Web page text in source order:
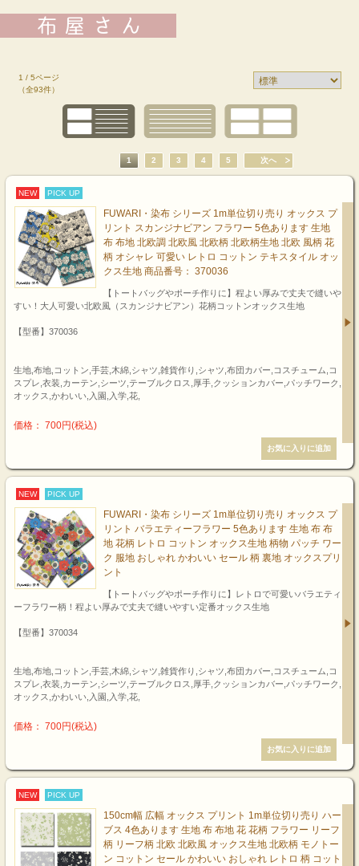
1 / 5ページ
（全93件）
1 2 3 4 5 次へ
NEW PICK UP
FUWARI・染布 シリーズ 1m単位切り売り オックス プ
リント スカンジナビアン フラワー 5色あります 生地
布 布地 北欧調 北欧風 北欧柄 北欧柄生地 北欧 風柄 花
柄 オシャレ 可愛い レトロ コットン テキスタイル オッ
クス生地 商品番号： 370036
【トートバッグやポーチ作りに】程よい厚みで丈夫で縫いや
すい！大人可愛い北欧風（スカンジナビアン）花柄コットンオックス生地
【型番】370036
生地,布地,コットン,手芸,木綿,シャツ,雑貨作り,シャツ,布団カバー,コスチューム,コ
スプレ,衣装,カーテン,シーツ,テーブルクロス,厚手,クッションカバー,パッチワーク,
オックス,かわいい,入園,入学,花,
価格： 700円(税込)
NEW PICK UP
FUWARI・染布 シリーズ 1m単位切り売り オックス プ
リント バラエティーフラワー 5色あります 生地 布 布
地 花柄 レトロ コットン オックス生地 柄物 パッチ ワー
ク 服地 おしゃれ かわいい セール 柄 裏地 オックスプリ
ント
【トートバッグやポーチ作りに】レトロで可愛いバラエティ
ーフラワー柄！程よい厚みで丈夫で縫いやすい定番オックス生地
【型番】370034
生地,布地,コットン,手芸,木綿,シャツ,雑貨作り,シャツ,布団カバー,コスチューム,コ
スプレ,衣装,カーテン,シーツ,テーブルクロス,厚手,クッションカバー,パッチワーク,
オックス,かわいい,入園,入学,花,
価格： 700円(税込)
NEW PICK UP
150cm幅 広幅 オックス プリント 1m単位切り売り ハー
ブス 4色あります 生地 布 布地 花 花柄 フラワー リーフ
柄 リーフ柄 北欧 北欧風 オックス生地 北欧柄 モノトー
ン コットン セール かわいい おしゃれ レトロ 柄 コット